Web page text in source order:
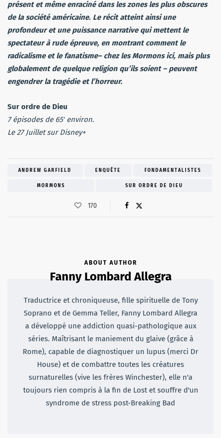
présent et même enraciné dans les zones les plus obscures
de la société américaine. Le récit atteint ainsi une
profondeur et une puissance narrative qui mettent le
spectateur à rude épreuve, en montrant comment le
radicalisme et le fanatisme– chez les Mormons ici, mais plus
globalement de quelque religion qu’ils soient – peuvent
engendrer la tragédie et l’horreur.
Sur ordre de Dieu
7 épisodes de 65′ environ.
Le 27 Juillet sur Disney+
ANDREW GARFIELD ENQUÊTE FONDAMENTALISTES
MORMONS SUR ORDRE DE DIEU
170
ABOUT AUTHOR
Fanny Lombard Allegra
Traductrice et chroniqueuse, fille spirituelle de Tony
Soprano et de Gemma Teller, Fanny Lombard Allegra
a développé une addiction quasi-pathologique aux
séries. Maîtrisant le maniement du glaive (grâce à
Rome), capable de diagnostiquer un lupus (merci Dr
House) et de combattre toutes les créatures
surnaturelles (vive les frères Winchester), elle n'a
toujours rien compris à la fin de Lost et souffre d'un
syndrome de stress post-Breaking Bad